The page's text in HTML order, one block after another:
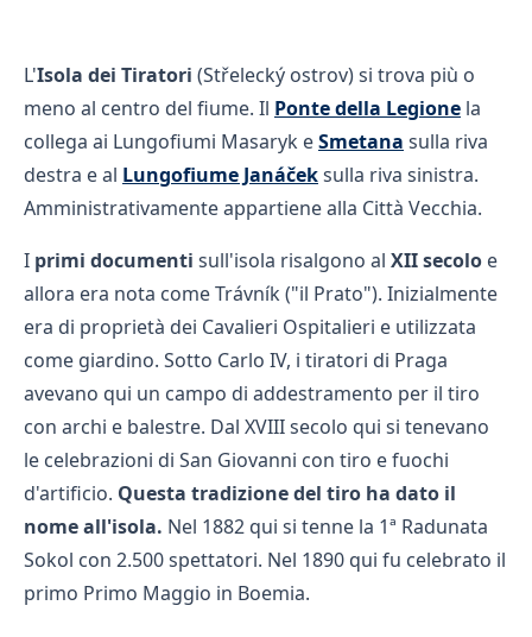
L'Isola dei Tiratori (Střelecký ostrov) si trova più o
meno al centro del fiume. Il Ponte della Legione la
collega ai Lungofiumi Masaryk eSmetana sulla riva
destra e al Lungofiume Janáčeksulla riva sinistra.
Amministrativamente appartiene alla Città Vecchia.
I primi documenti sull'isola risalgono al XII secolo e
allora era nota come Trávník ("il Prato"). Inizialmente
era di proprietà dei Cavalieri Ospitalieri e utilizzata
come giardino. Sotto Carlo IV, i tiratori di Praga
avevano qui un campo di addestramento per il tiro
con archi e balestre. Dal XVIII secolo qui si tenevano
le celebrazioni di San Giovanni con tiro e fuochi
d'artificio. Questa tradizione del tiro ha dato il
nome all'isola. Nel 1882 qui si tenne la 1ª Radunata
Sokol con 2.500 spettatori. Nel 1890 qui fu celebrato il
primo Primo Maggio in Boemia.